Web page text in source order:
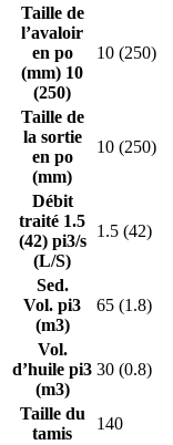
Taille de
l’avaloir
en po
(mm) 10
(250)
10 (250)
Taille de
la sortie
en po
(mm)
10 (250)
Débit
traité 1.5
(42) pi3/s
(L/S)
1.5 (42)
Sed.
Vol. pi3
(m3)
65 (1.8)
Vol.
d’huile pi3
(m3)
30 (0.8)
Taille du
tamis
140